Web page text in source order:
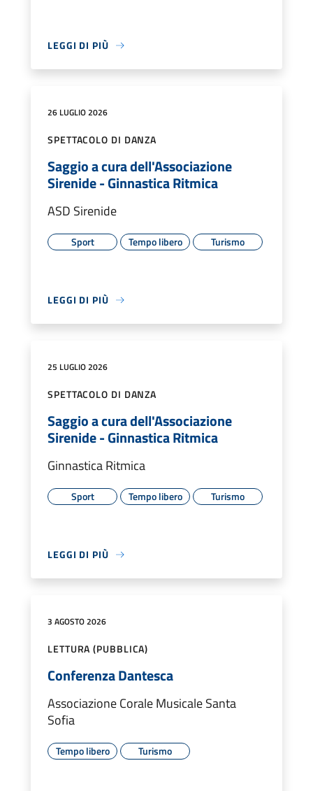
LEGGI DI PIÙ
26 LUGLIO 2026
SPETTACOLO DI DANZA
Saggio a cura dell'Associazione
Sirenide - Ginnastica Ritmica
ASD Sirenide
Sport Tempo libero Turismo
LEGGI DI PIÙ
25 LUGLIO 2026
SPETTACOLO DI DANZA
Saggio a cura dell'Associazione
Sirenide - Ginnastica Ritmica
Ginnastica Ritmica
Sport Tempo libero Turismo
LEGGI DI PIÙ
3 AGOSTO 2026
LETTURA (PUBBLICA)
Conferenza Dantesca
Associazione Corale Musicale Santa
Sofia
Tempo libero Turismo